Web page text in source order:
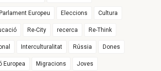
Parlament Europeu Eleccions Cultura
Re-City recerca Re-Think
Interculturalitat Rússia Dones
Europea Migracions Joves